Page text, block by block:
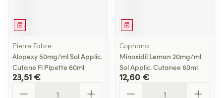
Médicament
Pierre Fabre
Alopexy 50mg/ml Sol Applic.
Cutane Fl Pipette 60ml
23,51 €
Médicament
Cophana
Minoxidil Leman 20mg/ml
Sol Applic. Cutanee 60ml
12,60 €